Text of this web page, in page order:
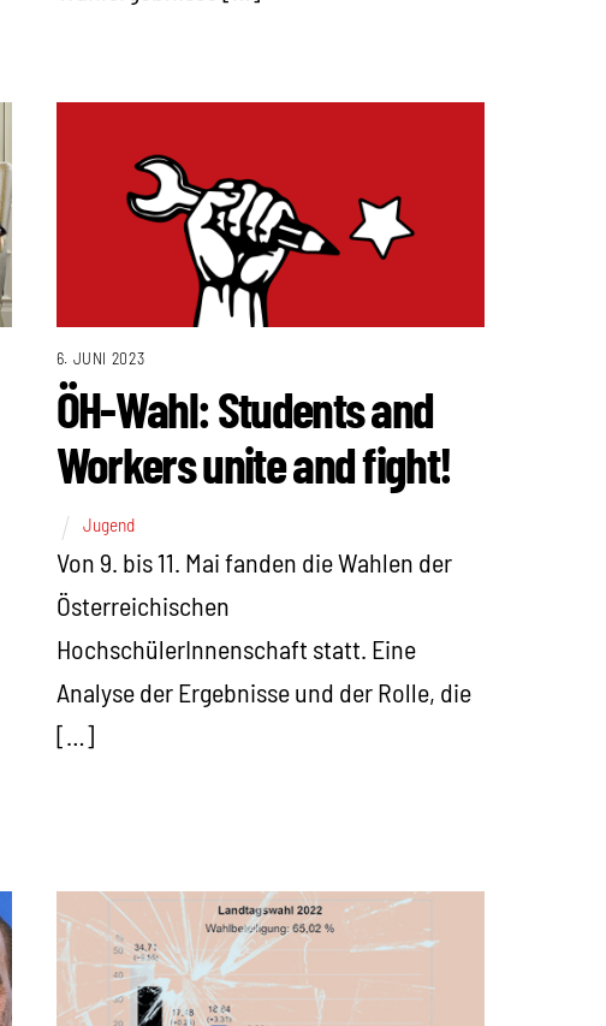
6. JUNI 2023
ÖH-Wahl: Students and
Workers unite and fight!
Jugend
Von 9. bis 11. Mai fanden die Wahlen der
Österreichischen
HochschülerInnenschaft statt. Eine
Analyse der Ergebnisse und der Rolle, die
[…]